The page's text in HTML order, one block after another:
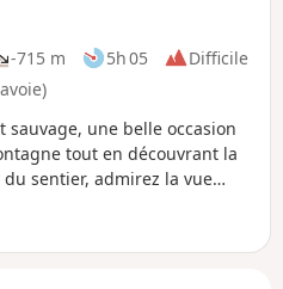
-715 m 5h 05
Difficile
une belle occasion
tout en découvrant la
sentier, admirez la vue
pratiques,
du Mont Ouzon d'où